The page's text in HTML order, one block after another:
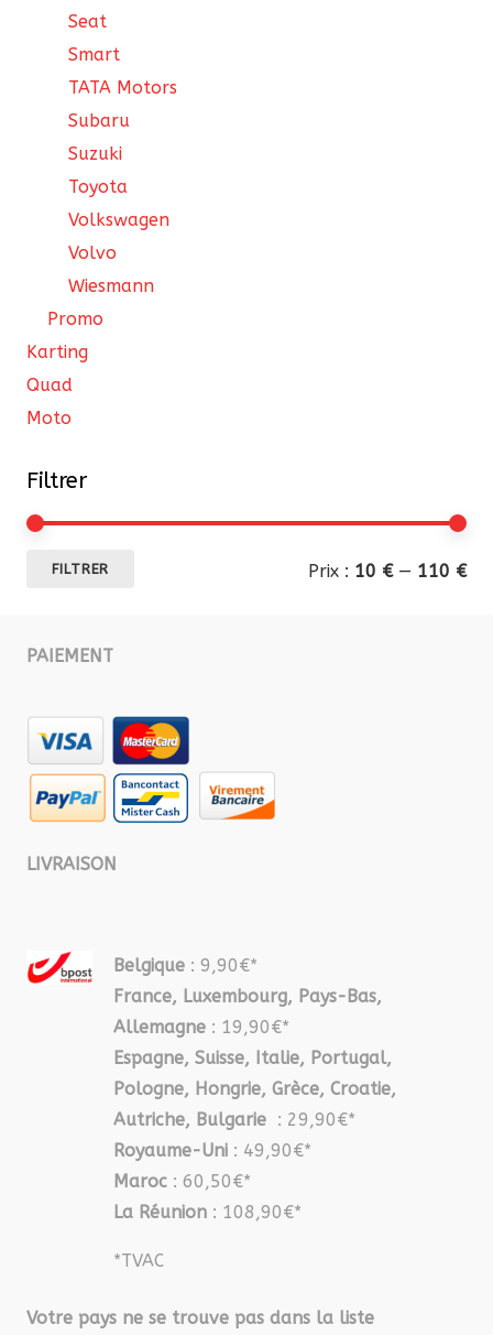
Seat
Smart
TATA Motors
Subaru
Suzuki
Toyota
Volkswagen
Volvo
Wiesmann
Promo
Karting
Quad
Moto
Filtrer
FILTRER Prix : 10 €— 110 €
PAIEMENT
LIVRAISON
Belgique : 9,90€*
France, Luxembourg, Pays-Bas,
Allemagne : 19,90€*
Espagne, Suisse, Italie, Portugal,
Pologne, Hongrie, Grèce, Croatie,
Autriche, Bulgarie : 29,90€*
Royaume-Uni : 49,90€*
Maroc : 60,50€*
La Réunion : 108,90€*
*TVAC
Votre pays ne se trouve pas dans la liste